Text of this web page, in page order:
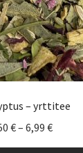
– yrttitee
€– 6,99 €